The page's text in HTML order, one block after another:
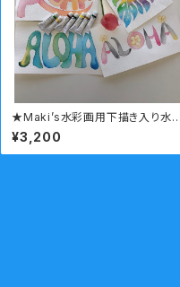
★Maki’s水彩画用下描き入り水
彩紙Aloha文字セット①
¥3,200